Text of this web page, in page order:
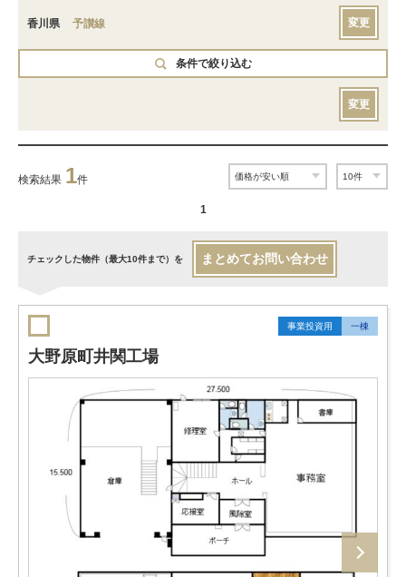
香川県 予讃線 変更
条件で絞り込む
変更
検索結果 1件
1
チェックした物件（最大10件まで）を まとめてお問い合わせ
事業投資用 一棟
大野原町井関工場